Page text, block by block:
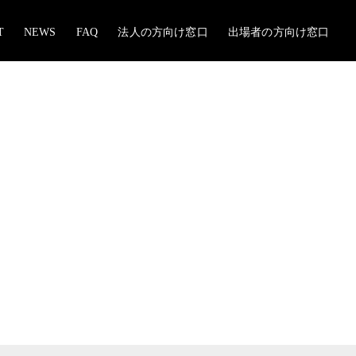
NEWS FAQ 法人の方向け窓口 出場者の方向け窓口